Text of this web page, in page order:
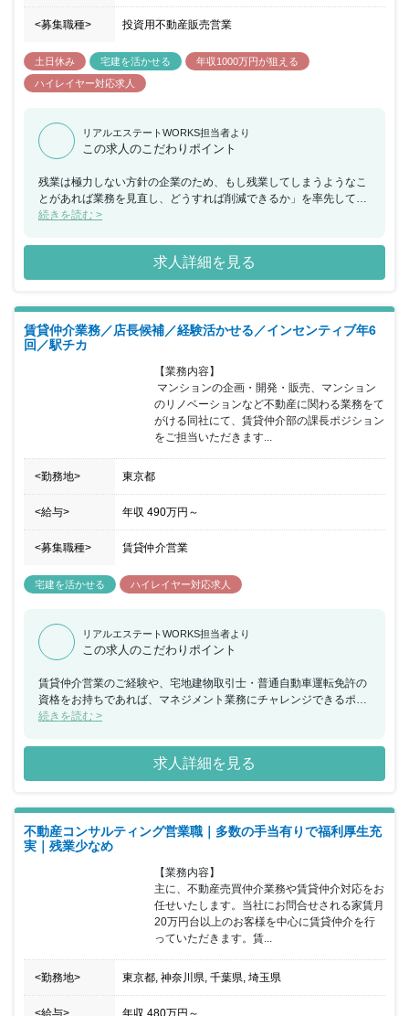
<募集職種> 投資用不動産販売営業
土日休み 宅建を活かせる
年収1000万円が狙える
ハイレイヤー対応求人
リアルエステートWORKS担当者より
この求人のこだわりポイント
残業は極力しない方針の企業のため、もし残業してしまうようなこ
とがあれば業務を見直し、どうすれば削減できるか」を率先して行
動で示していく行動力のある方にオススメのポジションです。役職
ながら、活躍することが可能なポジションです。
続きを読む >
求人詳細を見る
賃貸仲介業務／店長候補／経験活かせる／インセンティブ年6
回／駅チカ
【業務内容】
のリノベーションなど不動産に関わる業務をて
がける同社にて、賃貸仲介部の課長ポジション
をご担当いただきます...
<勤務地> 東京都
<給与> 年収 490万円 ～
<募集職種> 賃貸仲介営業
宅建を活かせる ハイレイヤー対応求人
リアルエステートWORKS担当者より
この求人のこだわりポイント
賃貸仲介営業のご経験や、宅地建物取引士・普通自動車運転免許の
資格をお持ちであれば、マネジメント業務にチャレンジできるポジ
ションです。部下の模範となりつつ、チームの意見を聞きながらよ
続きを読む >
求人詳細を見る
不動産コンサルティング営業職｜多数の手当有りで福利厚生充
実｜残業少なめ
【業務内容】
主に、不動産売買仲介業務や賃貸仲介対応をお
任せいたします。当社にお問合せされる家賃月
20万円台以上のお客様を中心に賃貸仲介を行
っていただきます。賃...
<勤務地> 東京都, 神奈川県, 千葉県, 埼玉県
<給与> 年収 480万円 ～